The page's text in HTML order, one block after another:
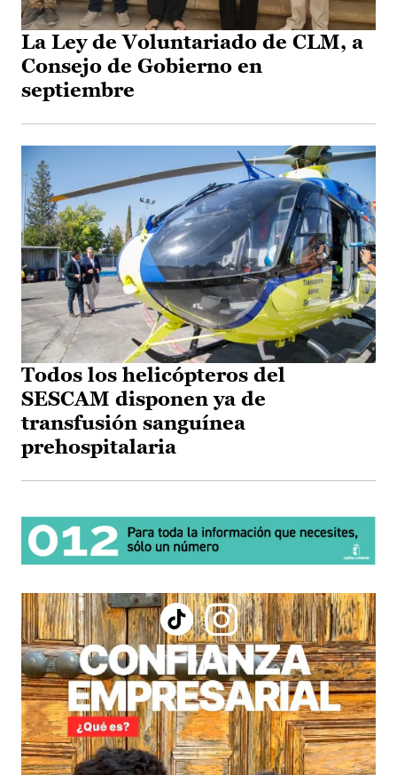
La Ley de Voluntariado de CLM, a
Consejo de Gobierno en
septiembre
Todos los helicópteros del
SESCAM disponen ya de
transfusión sanguínea
prehospitalaria